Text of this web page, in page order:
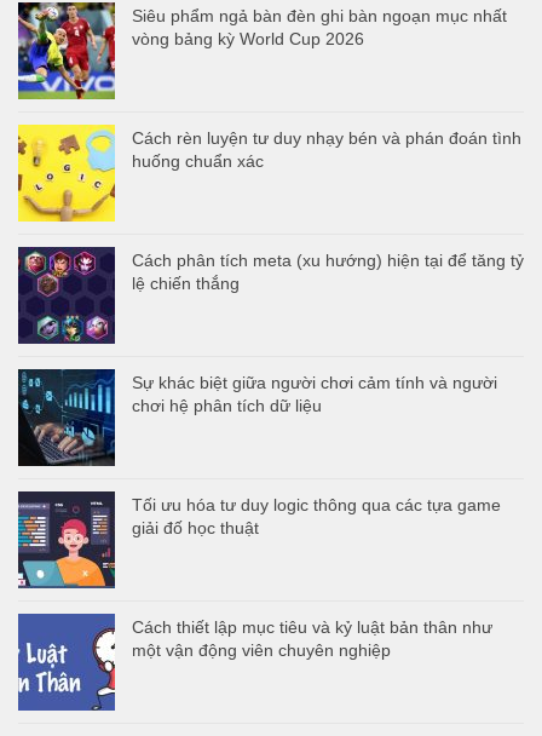
Siêu phẩm ngả bàn đèn ghi bàn ngoạn mục nhất
vòng bảng kỳ World Cup 2026
Cách rèn luyện tư duy nhạy bén và phán đoán tình
huống chuẩn xác
Cách phân tích meta (xu hướng) hiện tại để tăng tỷ
lệ chiến thắng
Sự khác biệt giữa người chơi cảm tính và người
chơi hệ phân tích dữ liệu
Tối ưu hóa tư duy logic thông qua các tựa game
giải đố học thuật
Cách thiết lập mục tiêu và kỷ luật bản thân như
một vận động viên chuyên nghiệp